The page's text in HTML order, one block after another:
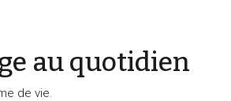
au quotidien
de vie.